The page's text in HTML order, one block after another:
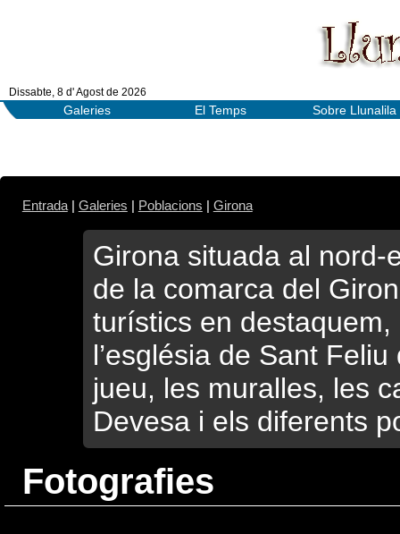
Dissabte, 8 d' Agost de 2026
Galeries El Temps Sobre Llunalila
Entrada| Galeries Poblacions Girona
Girona situada al nord-
de la comarca del
turístics en
l’església de Sant
jueu, les muralles, les
Devesa i els diferents
Fotografies